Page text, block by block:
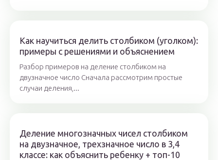
Как научиться делить столбиком (уголком):
примеры с решениями и объяснением
Разбор примеров на деление столбиком на
двузначное число Сначала рассмотрим простые
случаи деления,...
Деление многозначных чисел столбиком
на двузначное, трехзначное число в 3,4
классе: как объяснить ребенку + топ-10